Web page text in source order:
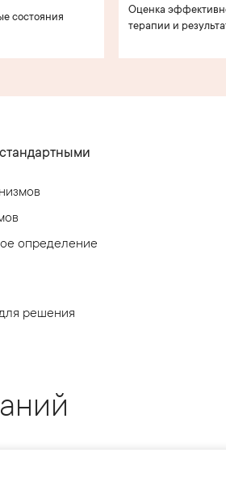
состояния
Оценка
терапии и
определение
решения